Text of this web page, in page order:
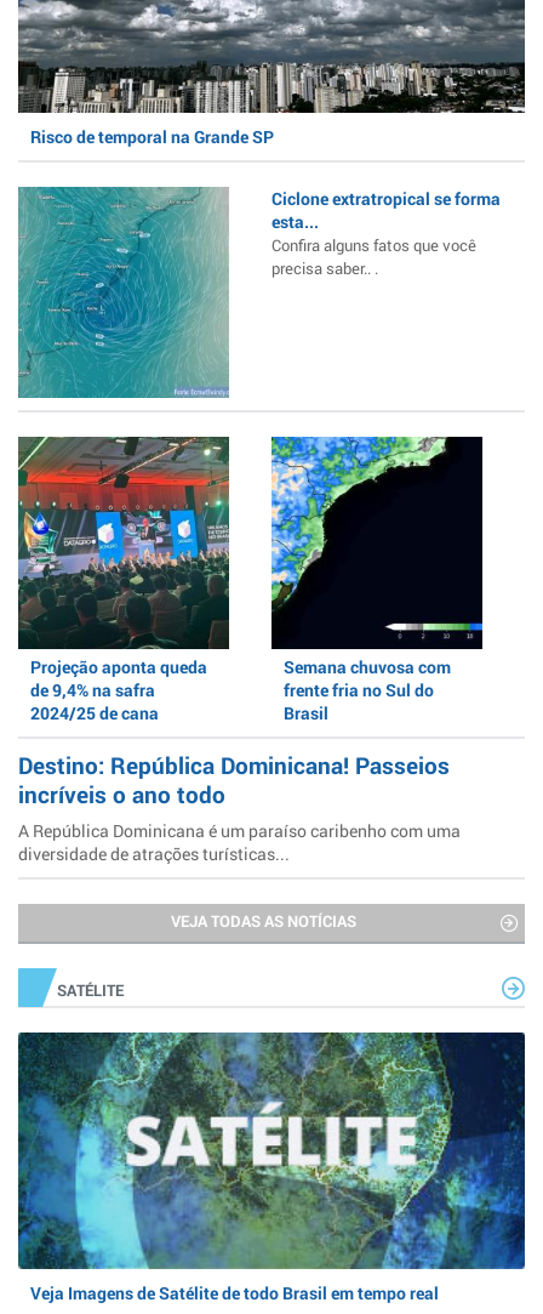
Risco de temporal na Grande SP
Ciclone extratropical se forma
esta...
Confira alguns fatos que você
precisa saber.. .
Projeção aponta queda
de 9,4% na safra
2024/25 de cana
Semana chuvosa com
frente fria no Sul do
Brasil
Destino: República Dominicana! Passeios
incríveis o ano todo
A República Dominicana é um paraíso caribenho com uma
diversidade de atrações turísticas...
VEJA TODAS AS NOTÍCIAS
SATÉLITE
Veja Imagens de Satélite de todo Brasil em tempo real